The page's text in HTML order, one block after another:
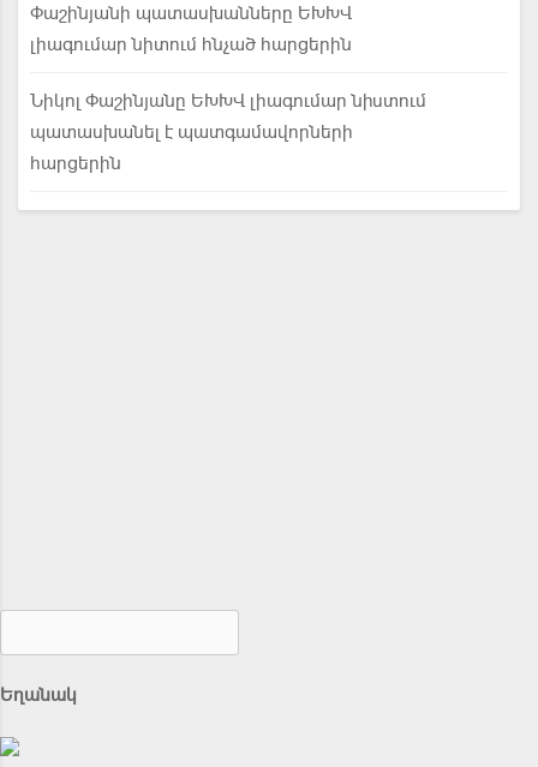
Փաշինյանի պատասխանները ԵԽԽՎ
լիագումար նիտում հնչած հարցերին
Նիկոլ Փաշինյանը ԵԽԽՎ լիագումար նիստում
պատասխանել է պատգամավորների
հարցերին
Եղանակ